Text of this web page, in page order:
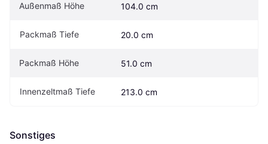
Außenmaß Höhe 104.0 cm
Packmaß Tiefe 20.0 cm
Packmaß Höhe 51.0 cm
Innenzeltmaß Tiefe 213.0 cm
Sonstiges